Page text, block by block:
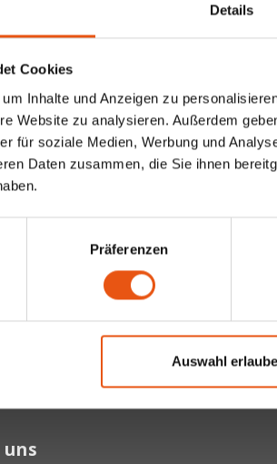
Details
Cookies
Inhalte und Anzeigen zu
Website zu analysieren. Außerdem
für soziale Medien, Werbung und
Daten zusammen, die Sie ihnen
Präferenzen
Auswahl
Sie letzten Updates, Neuigkeiten und